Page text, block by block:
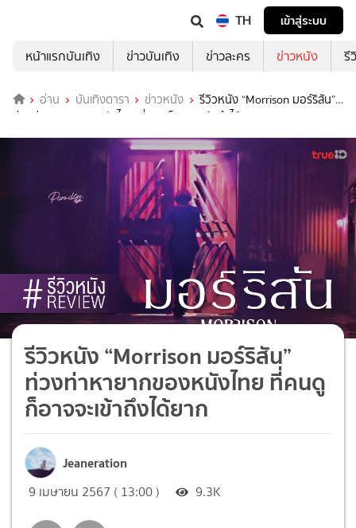
TH
เข้าสู่ระบบ
หน้าแรกบันเทิง
ข่าวบันเทิง ข่าวละคร ข่าวหนัง รี
อ่าน บันเทิงดารา ข่าวหนัง
รีวิวหนัง “Morrison มอร์ริสัน”
ท่วงท่าหายากของหนังไทย ที่คนดูก็อาจจะเข้าถึงได้ยาก
รีวิวหนัง “Morrison มอร์ริสัน”
ท่วงท่าหายากของหนังไทย ที่คนดู
ก็อาจจะเข้าถึงได้ยาก
Jeaneration
9 เมษายน 2567 ( 13:00 ) 9.3K